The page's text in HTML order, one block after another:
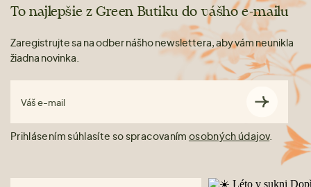
To najlepšie z Green Butiku do vášho e-mailu
Zaregistrujte sa na odber nášho newslettera, aby vám neunikla
žiadna novinka.
Váš e-mail
Prihlásením súhlasíte so spracovaním osobných údajov.